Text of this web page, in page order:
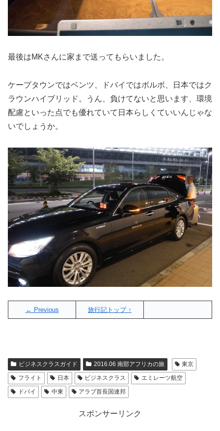
最後はMKさんに家まで送ってもらいました。
ケープタウンではベンツ、ドバイではボルボ、日本ではク
ラウンハイブリッド。うん、負けてないと思います、環境
配慮といった点でも優れていて日本らしくていいんじゃな
いでしょうか。
← Previous 旅行記トップ ↑
ビジネスクラスガイド 2016.06 南部アフリカの旅
東京
フライト
日本 ビジネスクラス
エミレーツ航空
ドバイ
中東 アラブ首長国連邦
スポンサーリンク